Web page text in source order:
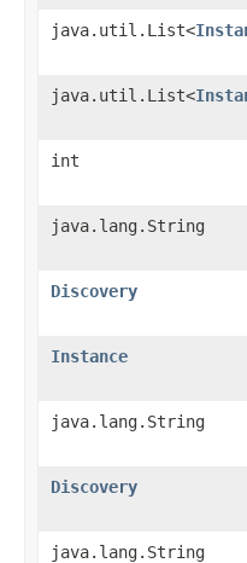
java.util.List<
java.util.List<
int
java.lang.String
Discovery
Instance
java.lang.String
Discovery
java.lang.String